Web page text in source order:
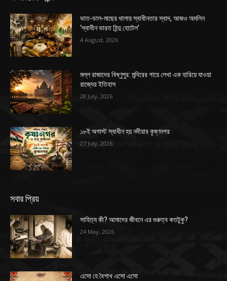
ভাত-ডাল-মাছের থালায় স্বাধীনতার স্বাদ, আজও অমলিন
‘স্বাধীন ভারত হিন্দু হোটেল’
4 August, 2026
মল্ল রাজাদের বিষ্ণুপুর: মন্দিরের গায়ে লেখা এক হারিয়ে যাওয়া
রাজ্যের ইতিহাস
28 July, 2026
১৮ই অগাস্ট স্বাধীন হয় নদীয়ার কৃষ্ণনগর
27 July, 2026
সবার প্রিয়
সাহিত্য কী? আমাদের জীবনে এর গুরুত্ব কতটুকু?
24 May, 2026
এসো হে বৈশাখ এসো এসো